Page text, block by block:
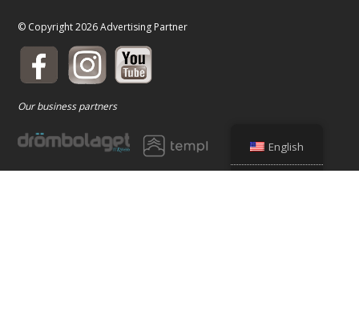
© Copyright 2026 Advertising Partner
Our business partners
English